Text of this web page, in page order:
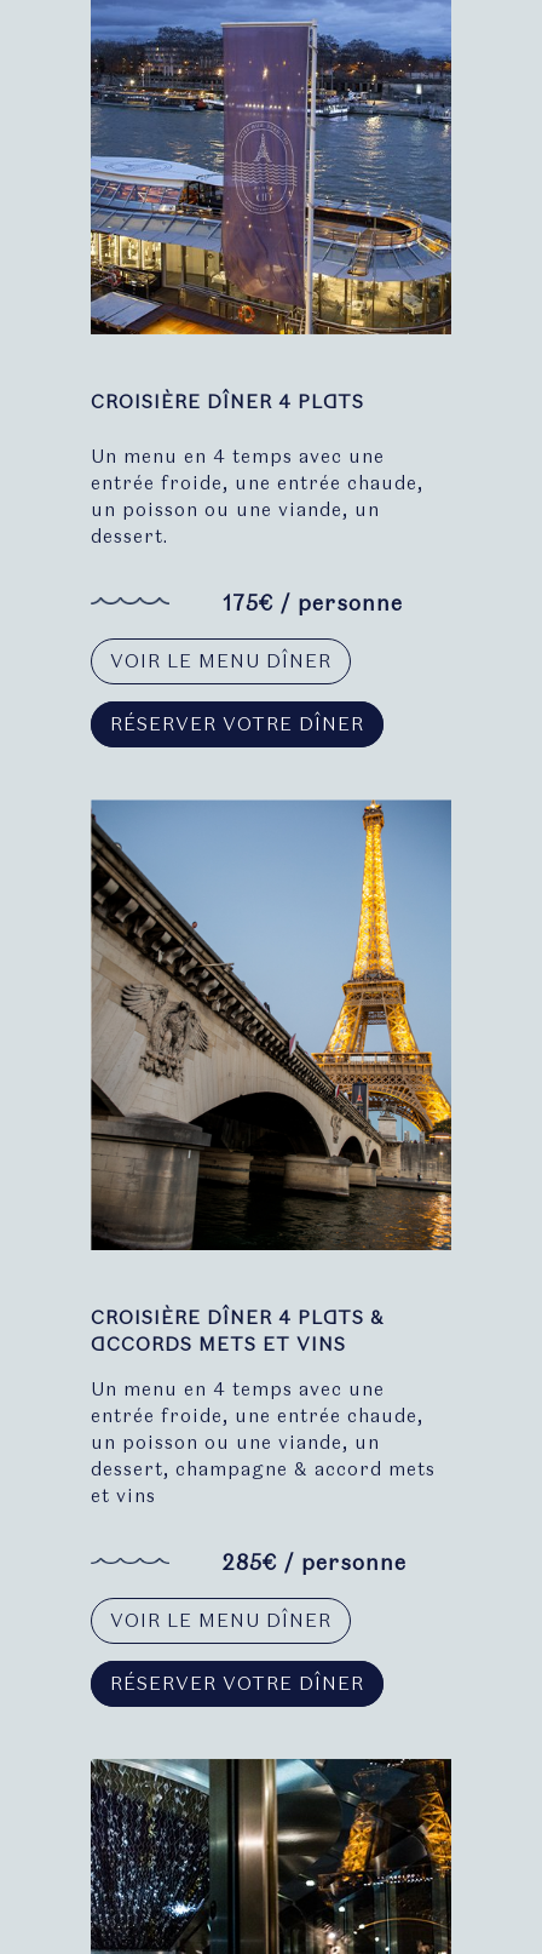
CROISIÈRE DÎNER 4 PLATS
Un menu en 4 temps avec une
entrée froide, une entrée chaude,
un poisson ou une viande, un
dessert.
175€ / personne
VOIR LE MENU DÎNER
RÉSERVER VOTRE DÎNER
CROISIÈRE DÎNER 4 PLATS &
ACCORDS METS ET VINS
Un menu en 4 temps avec une
entrée froide, une entrée chaude,
un poisson ou une viande, un
dessert, champagne & accord mets
et vins
285€ / personne
VOIR LE MENU DÎNER
RÉSERVER VOTRE DÎNER